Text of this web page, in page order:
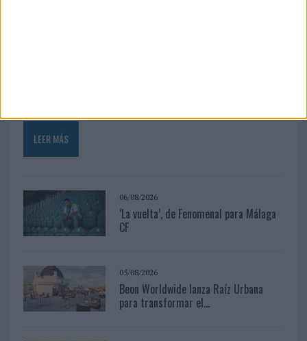
LEER MÁS
06/08/2026
‘La vuelta’, de Fenomenal para Málaga
CF
05/08/2026
Beon Worldwide lanza Raíz Urbana
para transformar el...